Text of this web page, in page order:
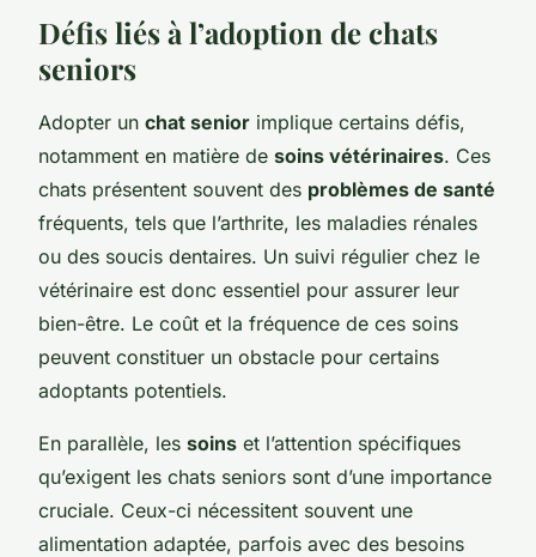
Défis liés à l’adoption de chats
seniors
Adopter un chat senior implique certains défis,
notamment en matière de soins vétérinaires. Ces
chats présentent souvent des problèmes de santé
fréquents, tels que l’arthrite, les maladies rénales
ou des soucis dentaires. Un suivi régulier chez le
vétérinaire est donc essentiel pour assurer leur
bien-être. Le coût et la fréquence de ces soins
peuvent constituer un obstacle pour certains
adoptants potentiels.
En parallèle, les soins et l’attention spécifiques
qu’exigent les chats seniors sont d’une importance
cruciale. Ceux-ci nécessitent souvent une
alimentation adaptée, parfois avec des besoins